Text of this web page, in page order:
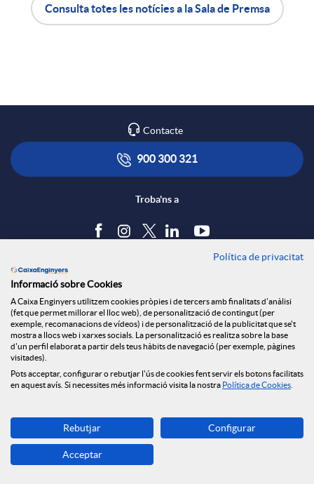
x
S
o
c
i
i
c
i
o
n
ó
a
l
a
d
Consulta totes les notícies a la Sala de Premsa
Contacte
900 300 321
Troba'ns a
Política de cookies
Avís legal
Seguretat Online
Canal denúncies
Descarrega-la ara
Banca MOBILE
© Caixa Enginyers 2026
Política de privacitat
Informació sobre Cookies
A Caixa Enginyers utilitzem cookies pròpies i de tercers amb finalitats d'anàlisi
(fet que permet millorar el lloc web), de personalització de contingut (per
exemple, recomanacions de vídeos) i de personalització de la publicitat que se't
mostra a llocs web i xarxes socials. La personalització es realitza sobre la base
d'un perfil elaborat a partir dels teus hàbits de navegació (per exemple, pàgines
visitades).
Pots acceptar, configurar o rebutjar l'ús de cookies fent servir els botons facilitats
en aquest avís. Si necessites més informació visita la nostra Política de Cookies
Rebutjar Configurar
Acceptar